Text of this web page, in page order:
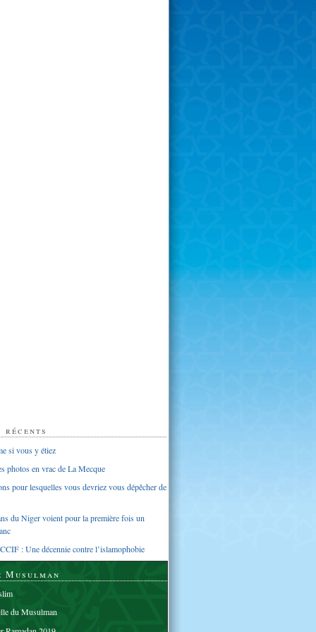
si vous y étiez
photos en vrac de La Mecque
pour lesquelles vous devriez vous dépêcher de
du Niger voient pour la première fois un
: Une décennie contre l’islamophobie
Musulman
du Musulman